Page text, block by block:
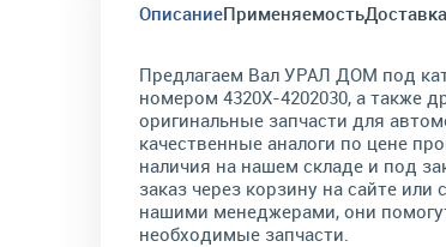
ОписаниеПрименяемостьДоставка
Предлагаем Вал УРАЛ ДОМ под
номером 4320Х-4202030, а также
оригинальные запчасти для
качественные аналоги по цене
наличия на нашем складе и под
заказ через корзину на сайте или
нашими менеджерами, они
необходимые запчасти.